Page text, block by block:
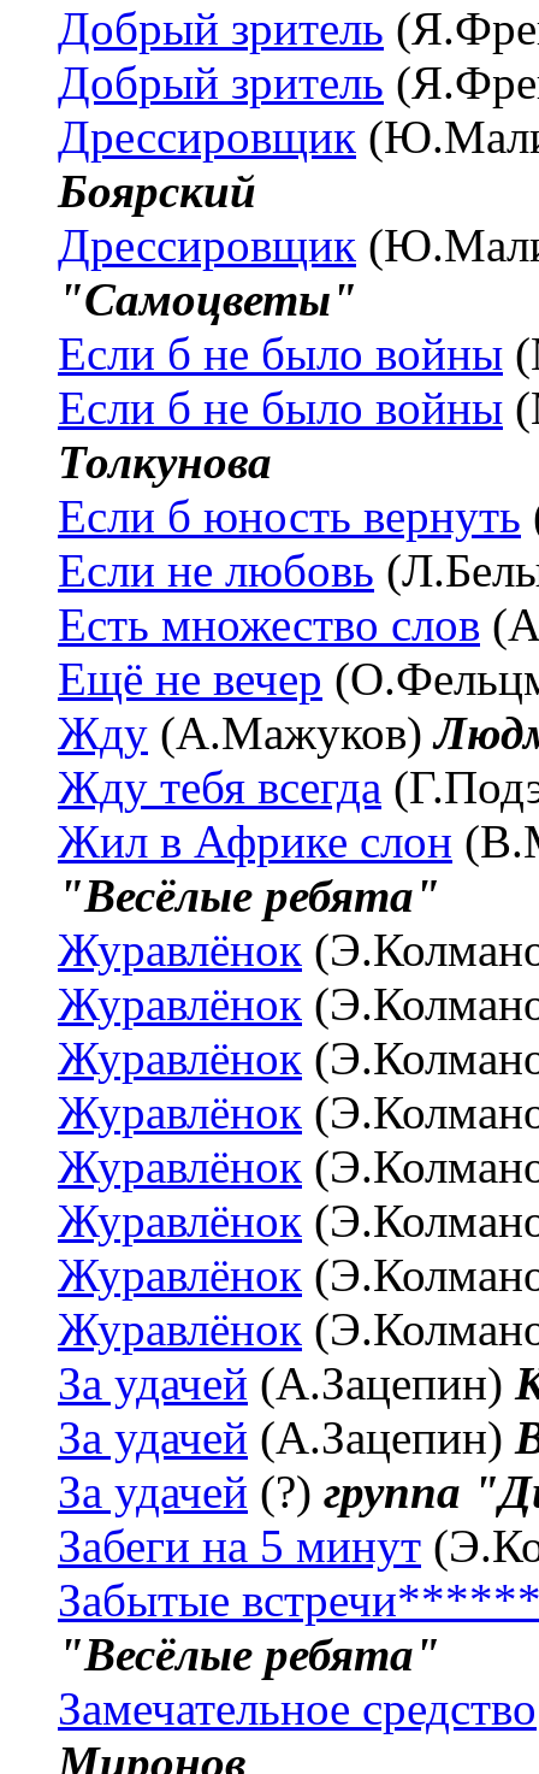
Добрый зритель
Добрый зритель
Дрессировщик
Боярский
Дрессировщик
"Самоцветы"
Если б не было войны
Если б не было войны
Толкунова
Если б юность вернуть
Если не любовь
Есть множество слов
Ещё не вечер
Жду (А.Мажуков)
Жду тебя всегда
Жил в Африке слон
"Весёлые ребята"
Журавлёнок
Журавлёнок
Журавлёнок
Журавлёнок
Журавлёнок
Журавлёнок
Журавлёнок
Журавлёнок
За удачей (А.Зацепин)
За удачей (А.Зацепин)
За удачей (?) группа
Забеги на 5 минут
Забытые
"Весёлые ребята"
Замечательное средство
Миронов